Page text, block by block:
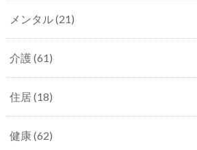
メンタル(21)
介護(61)
住居(18)
健康(62)